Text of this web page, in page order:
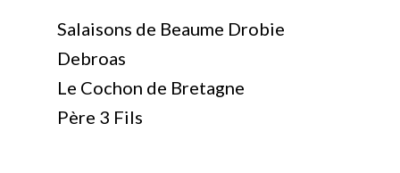
Salaisons de Beaume Drobie
Debroas
Le Cochon de Bretagne
Père 3 Fils